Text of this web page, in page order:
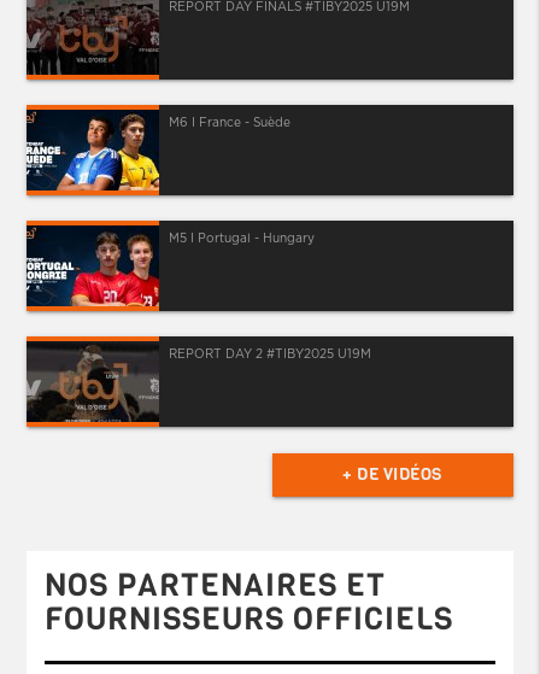
REPORT DAY FINALS #TIBY2025 U19M
M6 I France - Suède
M5 I Portugal - Hungary
REPORT DAY 2 #TIBY2025 U19M
+ DE VIDÉOS
NOS PARTENAIRES ET
FOURNISSEURS OFFICIELS